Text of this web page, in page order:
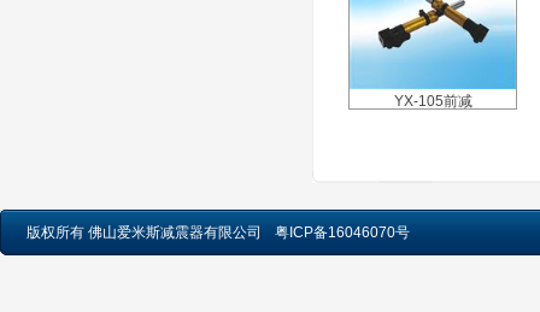
YX-105前减
版权所有 佛山爱米斯减震器有限公司 粤ICP备16046070号